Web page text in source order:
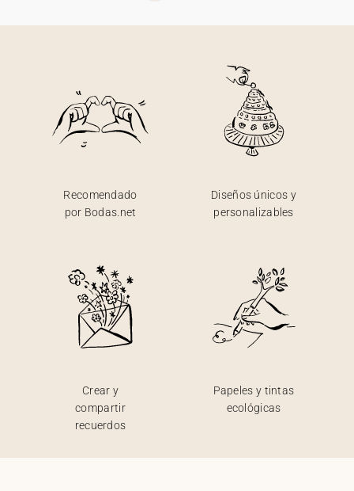
Recomendado
por Bodas.net
Diseños únicos y
personalizables
Crear y
compartir
recuerdos
Papeles y tintas
ecológicas